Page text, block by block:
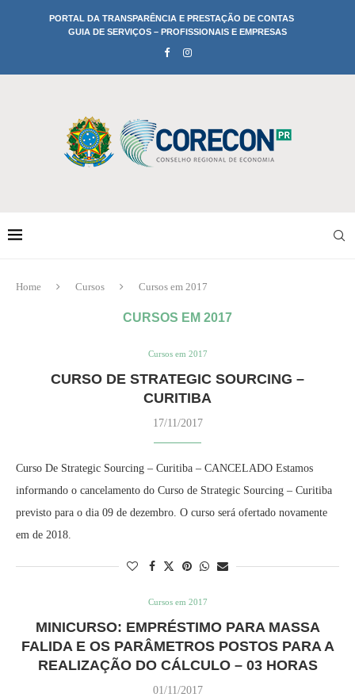
PORTAL DA TRANSPARÊNCIA E PRESTAÇÃO DE CONTAS
GUIA DE SERVIÇOS – PROFISSIONAIS E EMPRESAS
Home Cursos Cursos em 2017
CURSOS EM 2017
Cursos em 2017
CURSO DE STRATEGIC SOURCING –
CURITIBA
17/11/2017
Curso De Strategic Sourcing – Curitiba – CANCELADO Estamos
informando o cancelamento do Curso de Strategic Sourcing – Curitiba
previsto para o dia 09 de dezembro. O curso será ofertado novamente
em de 2018.
Cursos em 2017
MINICURSO: EMPRÉSTIMO PARA MASSA
FALIDA E OS PARÂMETROS POSTOS PARA A
REALIZAÇÃO DO CÁLCULO – 03 HORAS
01/11/2017